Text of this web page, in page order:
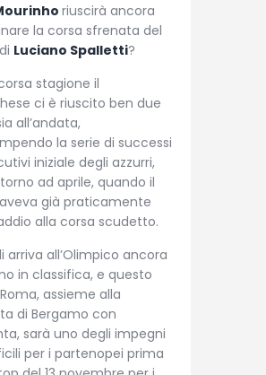
riuscirà ancora
la corsa sfrenata del
Luciano Spalletti?
stagione il
ci è riuscito ben due
all’andata,
la serie di successi
iniziale degli azzurri,
ad aprile, quando il
già praticamente
alla corsa scudetto.
arriva all’Olimpico ancora
in classifica, e questo
assieme alla
di Bergamo con
sarà uno degli impegni
per i partenopei prima